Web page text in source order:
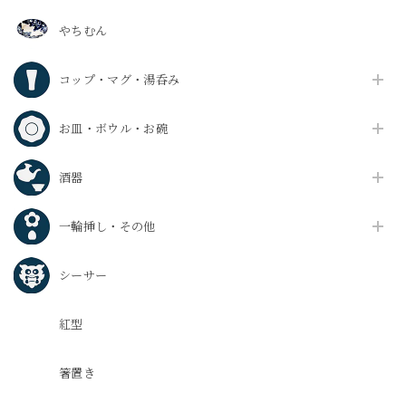
やちむん
コップ・マグ・湯呑み
お皿・ボウル・お碗
酒器
一輪挿し・その他
シーサー
紅型
箸置き